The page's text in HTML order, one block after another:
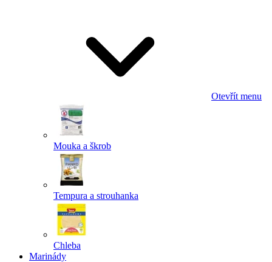
Otevřít menu
Mouka a škrob
Tempura a strouhanka
Chleba
Marinády
Powered by chaterimo